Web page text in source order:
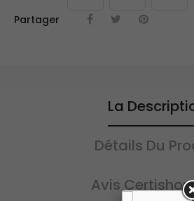
Partager
La
Détails Du
Avis